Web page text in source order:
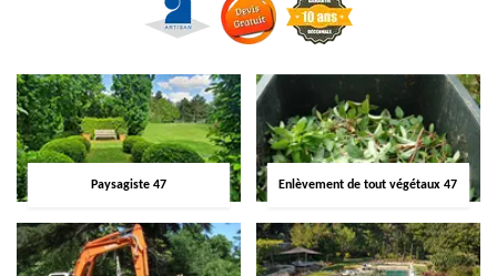
Paysagiste 47 Enlèvement de tout végétaux 47